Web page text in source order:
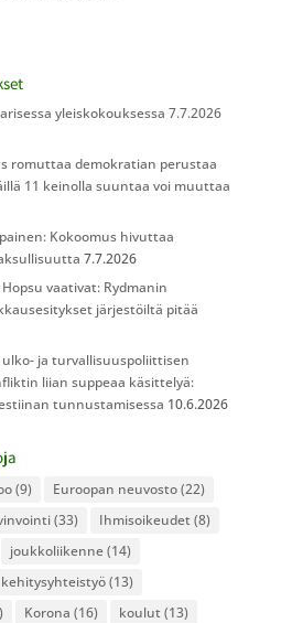
yleiskokouksessa 7.7.2026
romuttaa demokratian perustaa
11 keinolla suuntaa voi muuttaa
Kokoomus hivuttaa
7.7.2026
vaativat: Rydmanin
järjestöiltä pitää
ja turvallisuuspoliittisen
liian suppeaa käsittelyä:
tunnustamisessa 10.6.2026
(9) Euroopan neuvosto(22)
(33) Ihmisoikeudet (8)
joukkoliikenne(14)
kehitysyhteistyö(13)
Korona (16) koulut (13)